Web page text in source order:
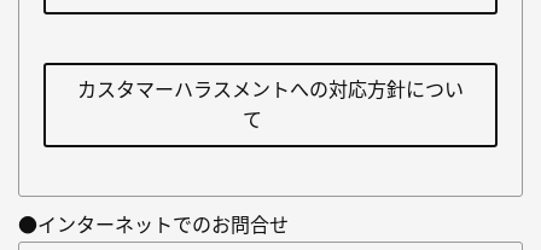
カスタマーハラスメントへの対応方針につい
て
●インターネットでのお問合せ